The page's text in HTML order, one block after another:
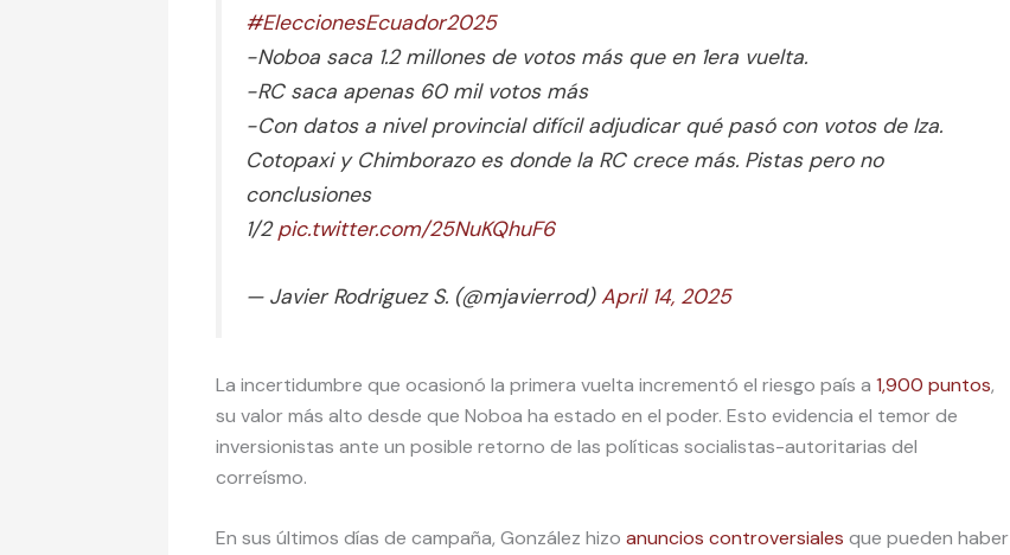
#EleccionesEcuador2025
-Noboa saca 1.2 millones de votos más que en 1era vuelta.
-RC saca apenas 60 mil votos más
-Con datos a nivel provincial difícil adjudicar qué pasó con votos de Iza.
Cotopaxi y Chimborazo es donde la RC crece más. Pistas pero no
conclusiones
1/2pic.twitter.com/25NuKQhuF6
— Javier Rodriguez S. (@mjavierrod)April 14, 2025
La incertidumbre que ocasionó la primera vuelta incrementó el riesgo país a 1,900 puntos,
su valor más alto desde que Noboa ha estado en el poder. Esto evidencia el temor de
inversionistas ante un posible retorno de las políticas socialistas-autoritarias del
correísmo.
En sus últimos días de campaña, González hizo anuncios controversiales que pueden haber